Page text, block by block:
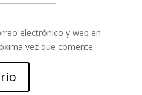
electrónico y web en
vez que comente.